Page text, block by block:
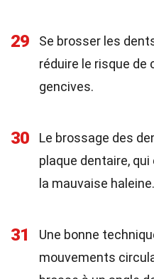
29
Se brosser les
réduire le risque de
gencives.
30
Le brossage des
plaque dentaire,
la mauvaise haleine.
31
Une bonne
mouvements